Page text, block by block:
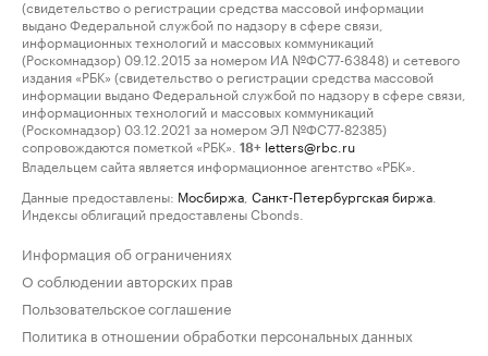
(свидетельство о регистрации средства массовой информации
выдано Федеральной службой по надзору в сфере связи,
информационных технологий и массовых коммуникаций
(Роскомнадзор) 09.12.2015 за номером ИА №ФС77-63848) и сетевого
издания «РБК» (свидетельство о регистрации средства массовой
информации выдано Федеральной службой по надзору в сфере связи,
информационных технологий и массовых коммуникаций
(Роскомнадзор) 03.12.2021 за номером ЭЛ №ФС77-82385)
сопровождаются пометкой «РБК».
18+ letters@rbc.ru
Владельцем сайта является информационное агентство «РБК».
Данные предоставлены: Мосбиржа Санкт-Петербургская биржа
Индексы облигаций предоставлены Cbonds.
Информация об ограничениях
О соблюдении авторских прав
Пользовательское соглашение
Политика в отношении обработки персональных данных